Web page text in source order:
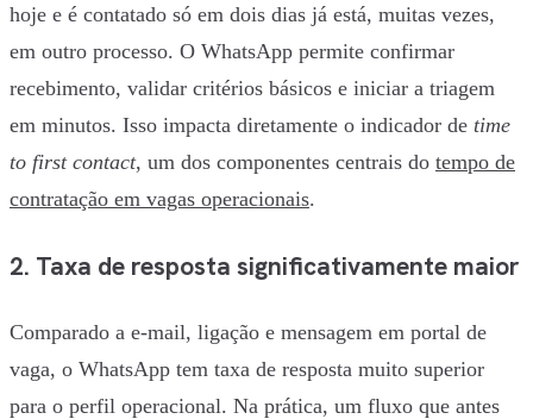
hoje e é contatado só em dois dias já está, muitas vezes,
em outro processo. O WhatsApp permite confirmar
recebimento, validar critérios básicos e iniciar a triagem
em minutos. Isso impacta diretamente o indicador de time
to first contact, um dos componentes centrais do tempo de
contratação em vagas operacionais.
2. Taxa de resposta significativamente maior
Comparado a e-mail, ligação e mensagem em portal de
vaga, o WhatsApp tem taxa de resposta muito superior
para o perfil operacional. Na prática, um fluxo que antes